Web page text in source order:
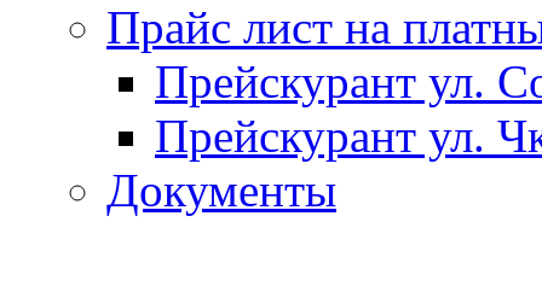
Прайс лист на
Прейскурант ул.
Прейскурант ул.
Документы